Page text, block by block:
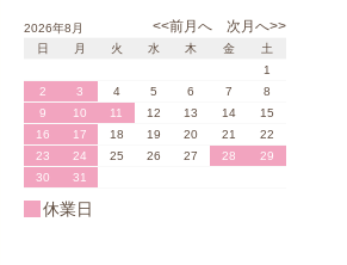
<<前月へ 次月へ>>
2026年8月
日
月 火 水 木 金
土
1
2
3 4 5 6 7
8
9
10 11 12 13 14
15
16
17 18 19 20 21
22
23
24 25 26 27 28
29
30
31
休業日